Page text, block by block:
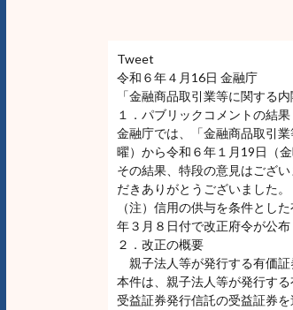
Tweet
令和６年４月16日 金融庁
「金融商品取引業等に関する
１．パブリックコメントの結果
金融庁では、「金融商品取引
曜）から令和６年１月19日（
その結果、特段の意見はござ
だきありがとうございました。
（注）信用の供与を条件とし
年３月８日付で改正府令が公
２．改正の概要
親子法人等が発行する有価
本件は、親子法人等が発行す
受益証券発行信託の受益証券